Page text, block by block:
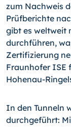
zum Nachweis
Prüfberichte
gibt es weltweit
durchführen,
Zertifizierung
Fraunhofer ISE
Hohenau-
In den Tunneln
durchgeführt: